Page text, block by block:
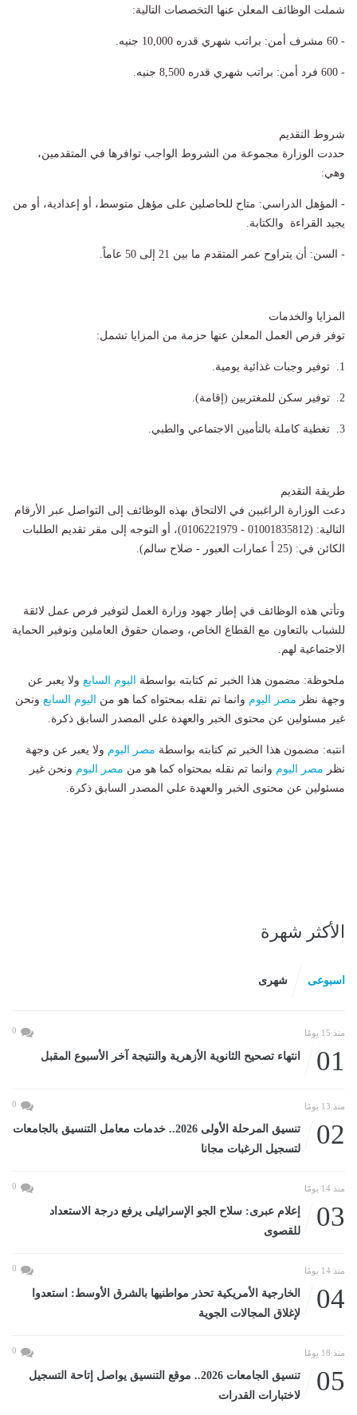
شملت الوظائف المعلن عنها التخصصات التالية:
- 60 مشرف أمن: براتب شهري قدره 10,000 جنيه.
- 600 فرد أمن: براتب شهري قدره 8,500 جنيه.
شروط التقديم
حددت الوزارة مجموعة من الشروط الواجب توافرها في المتقدمين،
وهي:
- المؤهل الدراسي: متاح للحاصلين على مؤهل متوسط، أو إعدادية، أو من
يجيد القراءة والكتابة.
- السن: أن يتراوح عمر المتقدم ما بين 21 إلى 50 عاماً.
المزايا والخدمات
توفر فرص العمل المعلن عنها حزمة من المزايا تشمل:
1. توفير وجبات غذائية يومية.
2. توفير سكن للمغتربين (إقامة).
3. تغطية كاملة بالتأمين الاجتماعي والطبي.
طريقة التقديم
دعت الوزارة الراغبين في الالتحاق بهذه الوظائف إلى التواصل عبر الأرقام
التالية: (01001835812 - 0106221979)، أو التوجه إلى مقر تقديم الطلبات
الكائن في: (25 أ عمارات العبور - صلاح سالم).
وتأتي هذه الوظائف في إطار جهود وزارة العمل لتوفير فرص عمل لائقة
للشباب بالتعاون مع القطاع الخاص، وضمان حقوق العاملين وتوفير الحماية
الاجتماعية لهم.
ملحوظة: مضمون هذا الخبر تم كتابته بواسطة اليوم السابع ولا يعبر عن
وجهة نظر مصر اليوم وانما تم نقله بمحتواه كما هو من اليوم السابع ونحن
غير مسئولين عن محتوى الخبر والعهدة علي المصدر السابق ذكرة.
انتبه: مضمون هذا الخبر تم كتابته بواسطة مصر اليوم ولا يعبر عن وجهة
نظر مصر اليوم وانما تم نقله بمحتواه كما هو من مصر اليوم ونحن غير
مسئولين عن محتوى الخبر والعهدة علي المصدر السابق ذكرة.
الأكثر شهرة
اسبوعى شهرى
منذ 15 يومًا 0
01 انتهاء تصحيح الثانوية الأزهرية والنتيجة آخر الأسبوع المقبل
منذ 13 يومًا 0
02
تنسيق المرحلة الأولى 2026.. خدمات معامل التنسيق بالجامعات
لتسجيل الرغبات مجانا
منذ 14 يومًا 0
03
إعلام عبرى: سلاح الجو الإسرائيلى يرفع درجة الاستعداد
للقصوى
منذ 14 يومًا 0
04
الخارجية الأمريكية تحذر مواطنيها بالشرق الأوسط: استعدوا
لإغلاق المجالات الجوية
منذ 18 يومًا 0
05
تنسيق الجامعات 2026.. موقع التنسيق يواصل إتاحة التسجيل
لاختبارات القدرات